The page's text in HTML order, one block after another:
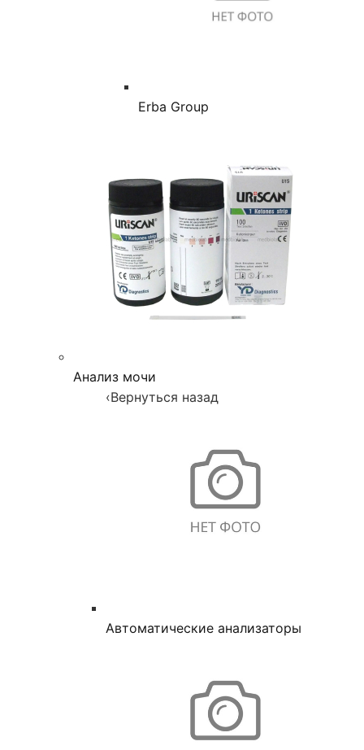
Erba Group
Анализ мочи
‹Вернуться назад
Автоматические анализаторы